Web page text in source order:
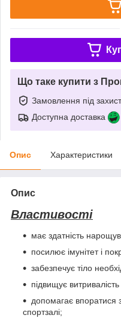
Що таке купити з
Замовлення під
Доступна доставка
Опис Характеристики
Опис
Властивості
має здатність
посилює імунітет і
забезпечує тіло
підвищує
допомагає впоратися
спортзалі;